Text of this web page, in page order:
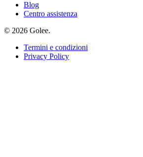
Blog
Centro assistenza
© 2026 Golee.
Termini e condizioni
Privacy Policy